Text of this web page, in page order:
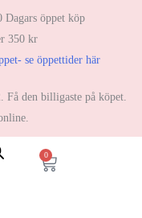
Dagars öppet köp
350 kr
se öppettider här
den billigaste på köpet.
0